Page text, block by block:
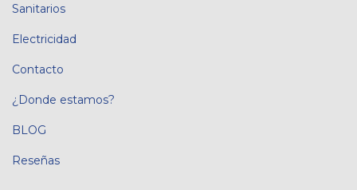
Sanitarios
Electricidad
Contacto
¿Donde estamos?
BLOG
Reseñas